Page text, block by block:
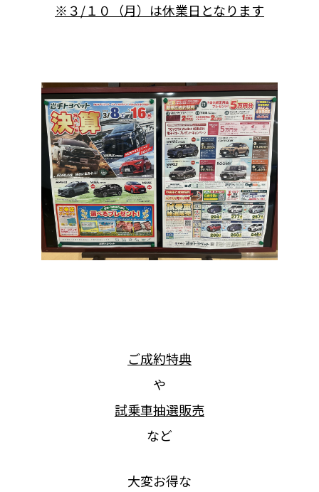
※３/１０（月）は休業日となります
ご成約特典
や
試乗車抽選販売
など
大変お得な